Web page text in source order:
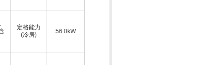
定格能力
(冷房)
56.0kW